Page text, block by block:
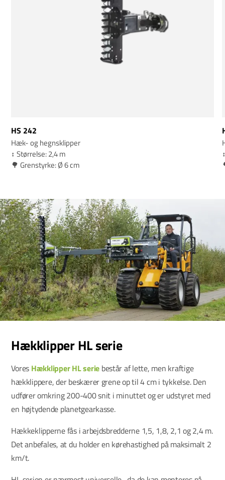
HS 242
Hæk- og hegnsklipper
↕️ Størrelse: 2,4 m
🌳 Grenstyrke: Ø 6 cm
Hækklipper HL serie
Vores Hækklipper HL serie består af lette, men kraftige
hækklippere, der beskærer grene op til 4 cm i tykkelse. Den
udfører omkring 200-400 snit i minuttet og er udstyret med
en højtydende planetgearkasse.
Hækkeklipperne fås i arbejdsbredderne 1,5, 1,8, 2,1 og 2,4 m.
Det anbefales, at du holder en kørehastighed på maksimalt 2
km/t.